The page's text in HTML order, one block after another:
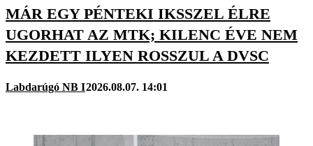
MÁR EGY PÉNTEKI IKSSZEL ÉLRE
UGORHAT AZ MTK; KILENC ÉVE NEM
KEZDETT ILYEN ROSSZUL A DVSC
Labdarúgó NB I2026.08.07. 14:01